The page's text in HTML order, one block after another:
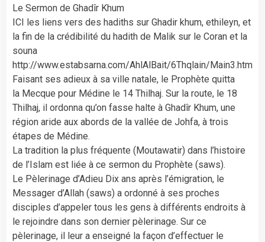
Le Sermon de Ghadîr Khum
ICI les liens vers des hadiths sur Ghadir khum, ethileyn, et
la fin de la crédibilité du hadith de Malik sur le Coran et la
souna
http://www.estabsarna.com/AhlAlBait/6Thqlain/Main3.htm
Faisant ses adieux à sa ville natale, le Prophète quitta
la Mecque pour Médine le 14 Thilhaj. Sur la route, le 18
Thilhaj, il ordonna qu’on fasse halte à Ghadîr Khum, une
région aride aux abords de la vallée de Johfa, à trois
étapes de Médine.
La tradition la plus fréquente (Moutawatir) dans l’histoire
de l’Islam est liée à ce sermon du Prophète (saws).
Le Pèlerinage d’Adieu Dix ans après l’émigration, le
Messager d’Allah (saws) a ordonné à ses proches
disciples d’appeler tous les gens à différents endroits à
le rejoindre dans son dernier pèlerinage. Sur ce
pèlerinage, il leur a enseigné la façon d’effectuer le